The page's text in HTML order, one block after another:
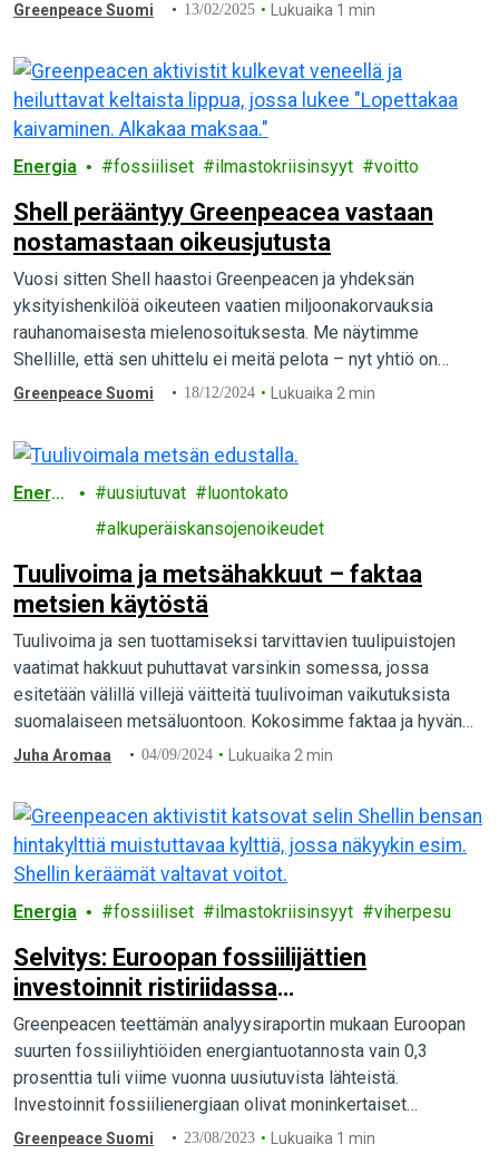
Greenpeace Suomi 13/02/2025 Lukuaika 1 min
Energia fossiiliset ilmastokriisinsyyt voitto
Shell perääntyy Greenpeacea vastaan
nostamastaan oikeusjutusta
Vuosi sitten Shell haastoi Greenpeacen ja yhdeksän
yksityishenkilöä oikeuteen vaatien miljoonakorvauksia
rauhanomaisesta mielenosoituksesta. Me näytimme
Shellille, että sen uhittelu ei meitä pelota – nyt yhtiö on
perääntynyt ja sopinut tapauksen…
Greenpeace Suomi 18/12/2024 Lukuaika 2 min
Energi
uusiutuvat
luontokato
alkuperäiskansojenoikeudet
Tuulivoima ja metsähakkuut – faktaa
metsien käytöstä
Tuulivoima ja sen tuottamiseksi tarvittavien tuulipuistojen
vaatimat hakkuut puhuttavat varsinkin somessa, jossa
esitetään välillä villejä väitteitä tuulivoiman vaikutuksista
suomalaiseen metsäluontoon. Kokosimme faktaa ja hyvän
tuulivoimarakentamisen periaatteita tähän tekstiin.
Juha Aromaa 04/09/2024 Lukuaika 2 min
Energia fossiiliset ilmastokriisinsyyt viherpesu
Selvitys: Euroopan fossiilijättien
investoinnit ristiriidassa
nettonollatavoitteiden kanssa
Greenpeacen teettämän analyysiraportin mukaan Euroopan
suurten fossiiliyhtiöiden energiantuotannosta vain 0,3
prosenttia tuli viime vuonna uusiutuvista lähteistä.
Investoinnit fossiilienergiaan olivat moninkertaiset
verrattuna puhtaaseen energiaan.
Greenpeace Suomi 23/08/2023 Lukuaika 1 min